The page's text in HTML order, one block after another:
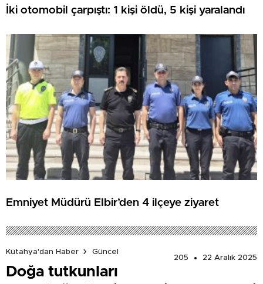
İki otomobil çarpıştı: 1 kişi öldü, 5 kişi yaralandı
Emniyet Müdürü Elbir’den 4 ilçeye ziyaret
Kütahya'dan Haber
Güncel
205
22 Aralık 2025
Doğa tutkunları